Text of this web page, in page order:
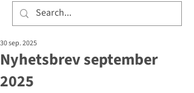
Nyhetsbrev september
2025
30 sep. 2025